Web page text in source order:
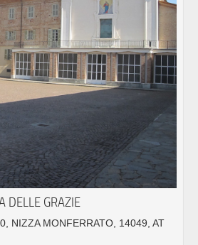
DELLE GRAZIE
NIZZA MONFERRATO, 14049, AT